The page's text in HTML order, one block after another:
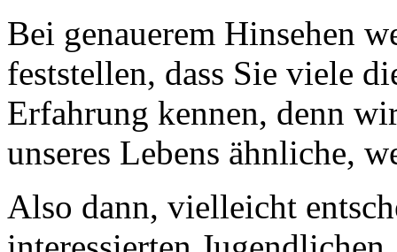
Bei genauerem Hinsehen
feststellen, dass Sie viele
Erfahrung kennen, denn
unseres Lebens ähnliche,
Also dann, vielleicht